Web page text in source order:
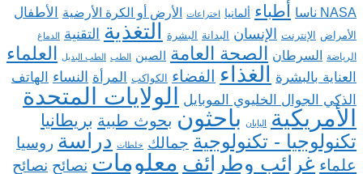
NASA ناسا أطباء ألمانيا اختراعات الأرض أو الكرة الأرضية الأطفال
الأمراض الإنترنت الإنسان البدانة البشرة التغذية التقنية الدماغ
الرياضة السرطان الصحة العامة الصين الطب الطب البديل العلماء
العناية بالبشرة الغذاء الفضاء الكواكب المرأة النساء
الهاتف
الذكي الجوال الخليوي الموبايل
الولايات المتحدة
الأمريكية
اليابان باحثون بحوث طبية بريطانيا
تكنولوجيا - تكنولوجية جمالك خلطات دراسة روسيا
علماء غرائب وطرائف معلومات نصائح نصائح